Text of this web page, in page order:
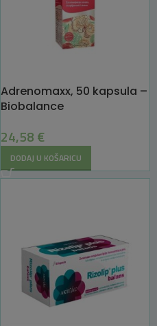
Adrenomaxx, 50 kapsula –
Biobalance
24,58 €
DODAJ U KOŠARICU